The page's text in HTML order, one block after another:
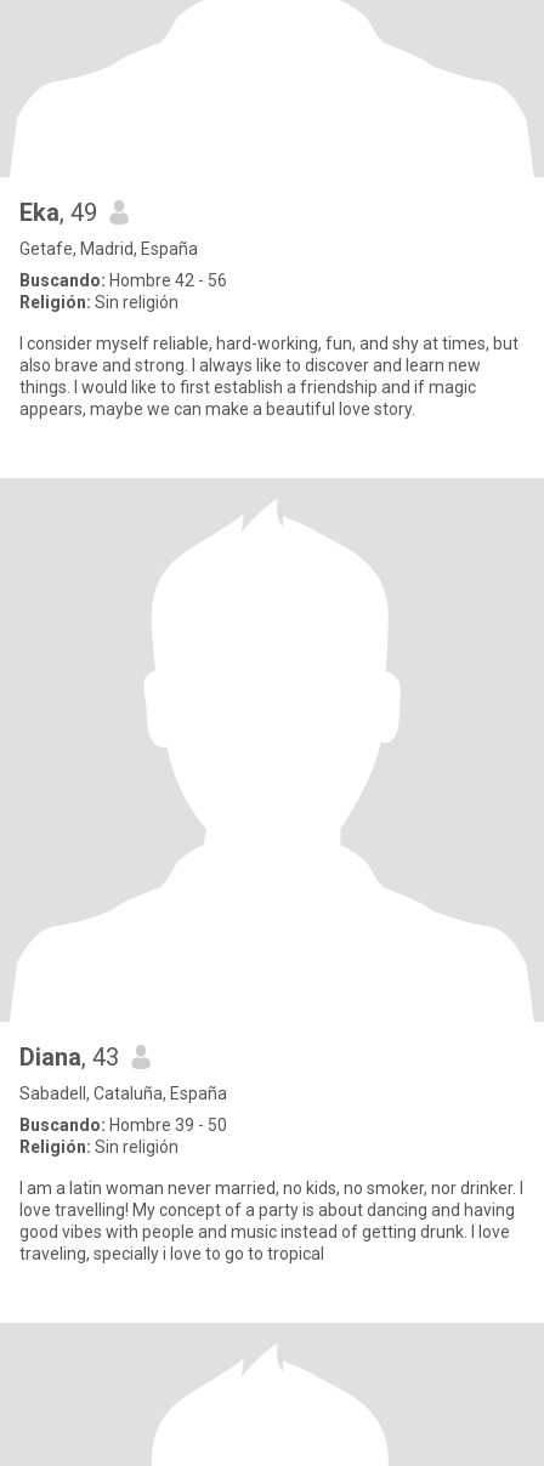
Eka, 49
Getafe, Madrid, España
Buscando: Hombre 42 - 56
Religión: Sin religión
I consider myself reliable, hard-working, fun, and shy at times, but
also brave and strong. I always like to discover and learn new
things. I would like to first establish a friendship and if magic
appears, maybe we can make a beautiful love story.
Diana, 43
Sabadell, Cataluña, España
Buscando: Hombre 39 - 50
Religión: Sin religión
I am a latin woman never married, no kids, no smoker, nor drinker. I
love travelling! My concept of a party is about dancing and having
good vibes with people and music instead of getting drunk. I love
traveling, specially i love to go to tropical